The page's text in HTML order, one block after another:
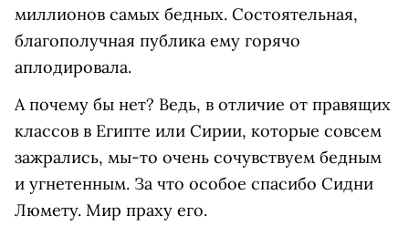
миллионов самых бедных. Состоятельная,
благополучная публика ему горячо
аплодировала.
А почему бы нет? Ведь, в отличие от правящих
классов в Египте или Сирии, которые совсем
зажрались, мы-то очень сочувствуем бедным
и угнетенным. За что особое спасибо Сидни
Люмету. Мир праху его.